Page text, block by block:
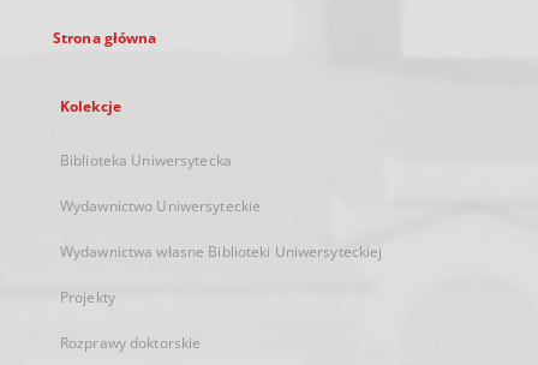
Strona główna
Kolekcje
Biblioteka Uniwersytecka
Wydawnictwo Uniwersyteckie
Wydawnictwa własne Biblioteki Uniwersyteckiej
Projekty
Rozprawy doktorskie